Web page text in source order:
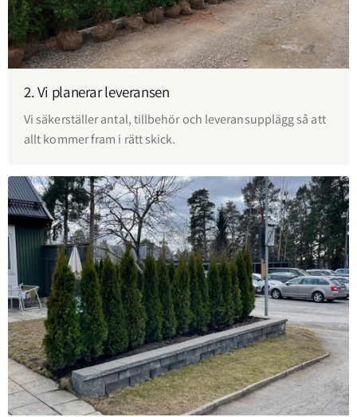
2. Vi planerar leveransen
Vi säkerställer antal, tillbehör och leveransupplägg så att
allt kommer fram i rätt skick.